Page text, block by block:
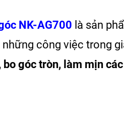
NK-AG700 là sản
những công việc trong
bo góc tròn, làm mịn